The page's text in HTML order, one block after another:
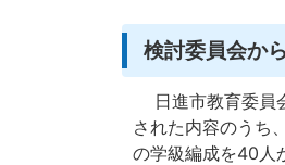
検討委員会か
日進市教育委員
された内容のうち
の学級編成を40人